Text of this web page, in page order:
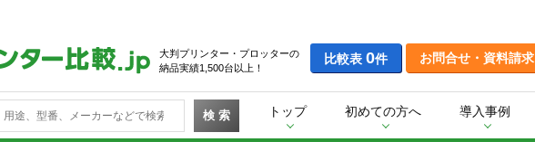
大判プリンター・プロッターの
納品実績1,500台以上！
比較表 0件 お問合せ・資料請求
検 索 トップ 初めての方へ 導入事例